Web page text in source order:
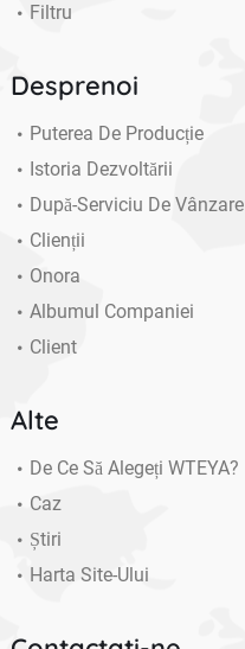
Filtru
Desprenoi
Puterea De Producție
Istoria Dezvoltării
După-Serviciu De Vânzare
Clienții
Onora
Albumul Companiei
Client
Alte
De Ce Să Alegeți WTEYA?
Caz
Știri
Harta Site-Ului